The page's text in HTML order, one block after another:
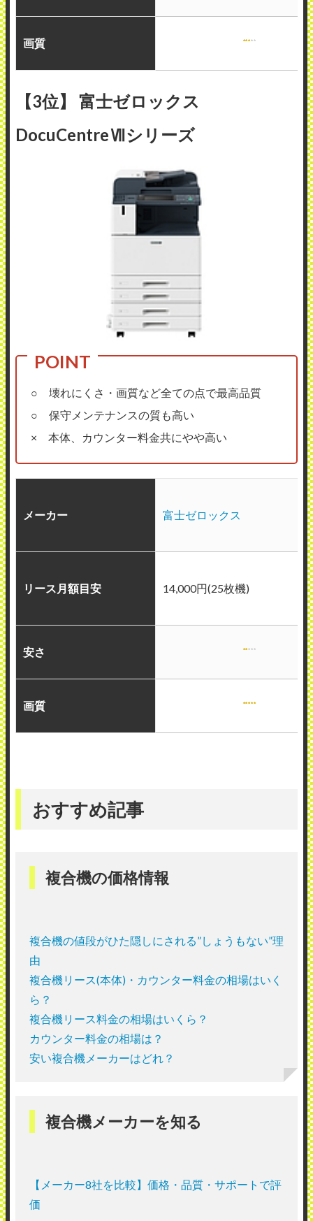
画質
【3位】 富士ゼロックス
DocuCentreⅦシリーズ
○ 壊れにくさ・画質など全ての点で最高品質
○ 保守メンテナンスの質も高い
× 本体、カウンター料金共にやや高い
メーカー 富士ゼロックス
リース月額目安 14,000円(25枚機)
安さ
画質
おすすめ記事
複合機の価格情報
複合機の値段がひた隠しにされる”しょうもない”理
由
複合機リース(本体)・カウンター料金の相場はいく
ら？
複合機リース料金の相場はいくら？
カウンター料金の相場は？
安い複合機メーカーはどれ？
複合機メーカーを知る
【メーカー8社を比較】価格・品質・サポートで評
価